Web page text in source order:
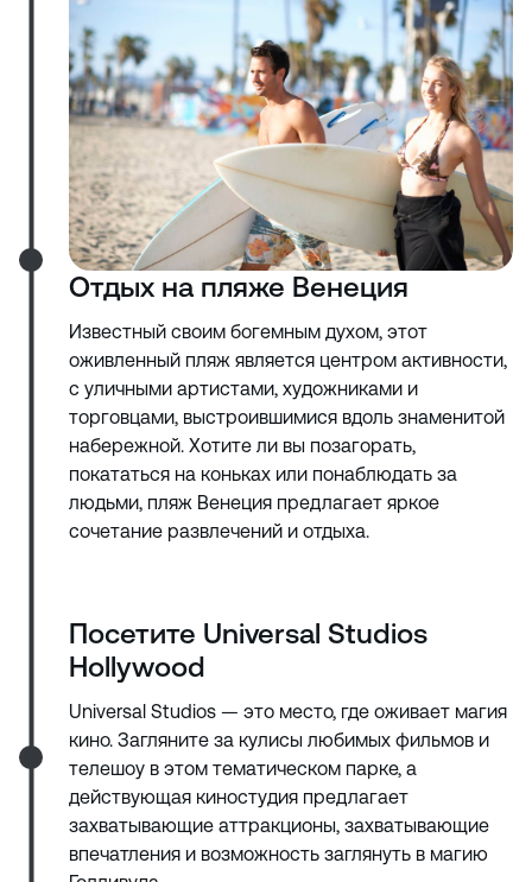
Отдых на пляже Венеция
Известный своим богемным духом, этот
оживленный пляж является центром активности,
с уличными артистами, художниками и
торговцами, выстроившимися вдоль знаменитой
набережной. Хотите ли вы позагорать,
покататься на коньках или понаблюдать за
людьми, пляж Венеция предлагает яркое
сочетание развлечений и отдыха.
Посетите Universal Studios
Hollywood
Universal Studios — это место, где оживает магия
кино. Загляните за кулисы любимых фильмов и
телешоу в этом тематическом парке, а
действующая киностудия предлагает
захватывающие аттракционы, захватывающие
впечатления и возможность заглянуть в магию